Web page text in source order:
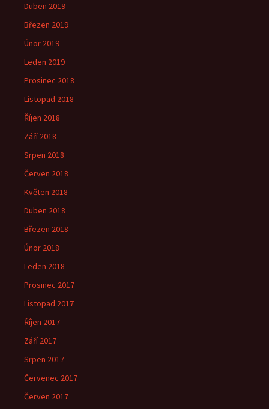
Duben 2019
Březen 2019
Únor 2019
Leden 2019
Prosinec 2018
Listopad 2018
Říjen 2018
Září 2018
Srpen 2018
Červen 2018
Květen 2018
Duben 2018
Březen 2018
Únor 2018
Leden 2018
Prosinec 2017
Listopad 2017
Říjen 2017
Září 2017
Srpen 2017
Červenec 2017
Červen 2017